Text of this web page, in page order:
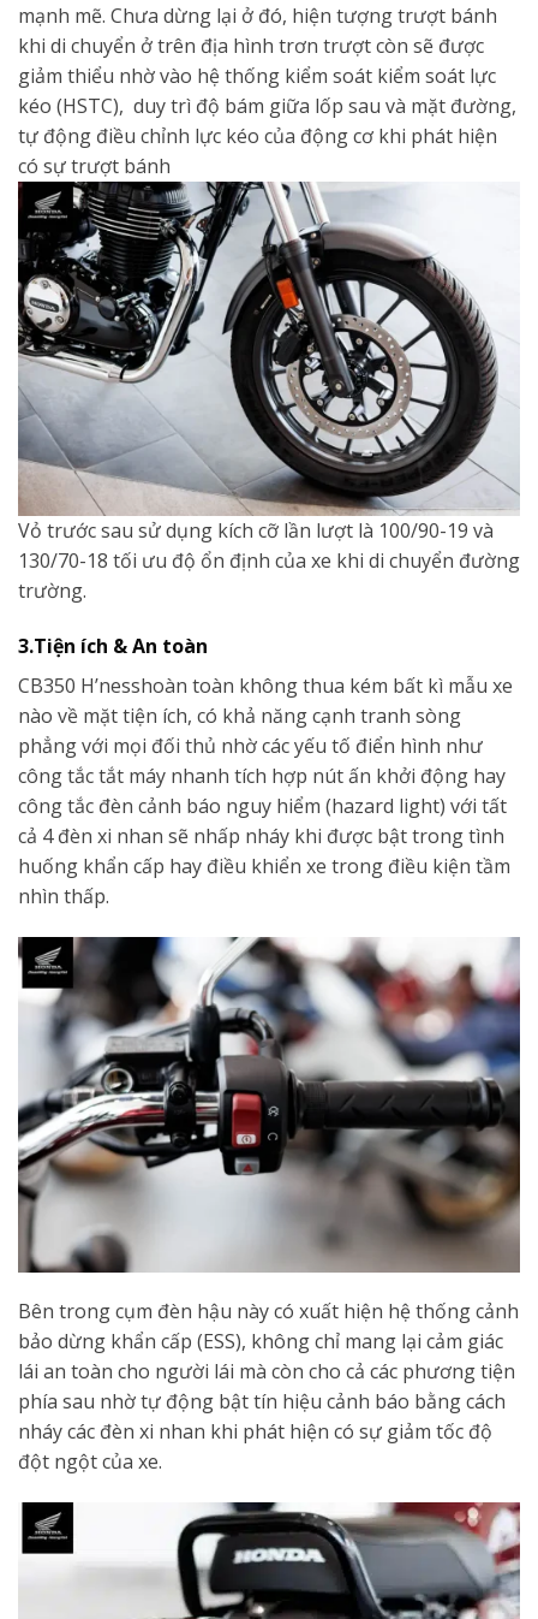
mạnh mẽ. Chưa dừng lại ở đó, hiện tượng trượt bánh
khi di chuyển ở trên địa hình trơn trượt còn sẽ được
giảm thiểu nhờ vào hệ thống kiểm soát kiểm soát lực
kéo (HSTC), duy trì độ bám giữa lốp sau và mặt đường,
tự động điều chỉnh lực kéo của động cơ khi phát hiện
có sự trượt bánh
Vỏ trước sau sử dụng kích cỡ lần lượt là 100/90-19 và
130/70-18 tối ưu độ ổn định của xe khi di chuyển đường
trường.
3.Tiện ích & An toàn
CB350 H’nesshoàn toàn không thua kém bất kì mẫu xe
nào về mặt tiện ích, có khả năng cạnh tranh sòng
phẳng với mọi đối thủ nhờ các yếu tố điển hình như
công tắc tắt máy nhanh tích hợp nút ấn khởi động hay
công tắc đèn cảnh báo nguy hiểm (hazard light) với tất
cả 4 đèn xi nhan sẽ nhấp nháy khi được bật trong tình
huống khẩn cấp hay điều khiển xe trong điều kiện tầm
nhìn thấp.
Bên trong cụm đèn hậu này có xuất hiện hệ thống cảnh
bảo dừng khẩn cấp (ESS), không chỉ mang lại cảm giác
lái an toàn cho người lái mà còn cho cả các phương tiện
phía sau nhờ tự động bật tín hiệu cảnh báo bằng cách
nháy các đèn xi nhan khi phát hiện có sự giảm tốc độ
đột ngột của xe.